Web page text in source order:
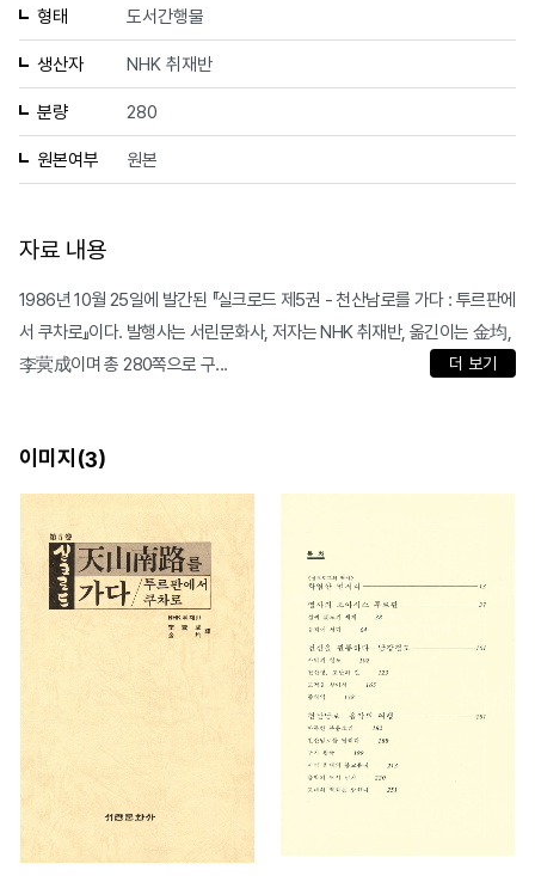
형태 도서간행물
생산자 NHK 취재반
분량 280
원본여부 원본
자료 내용
1986년 10월 25일에 발간된 『실크로드 제5권 - 천산남로를 가다 : 투르판에
서 쿠차로』이다. 발행사는 서린문화사, 저자는 NHK 취재반, 옮긴이는 金均,
李蓂成이며 총 280쪽으로 구...
더 보기
이미지(3)